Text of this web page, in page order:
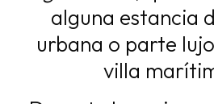
alguna estancia
urbana o parte
villa